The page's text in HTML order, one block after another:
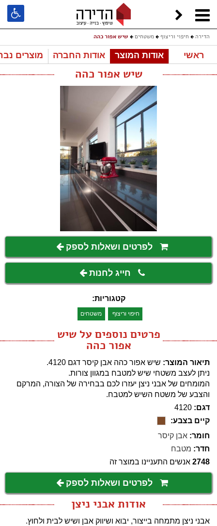
הדירה חיפוי וריצוף משטחים שיש אפור כהה
ראשי אודות המוצר אודות החברה מוצרים
שיש אפור כהה
לפרטים ושאלות לספק
חייג לחנות
קטגוריות:
חיפוי וריצוף משטחים
פרטים נוספים על שיש
אפור כהה
תיאור המוצר: שיש אפור כהה אבן קיסר דגם 4120.
ניתן לעצב משטחי שיש למטבח במגוון צורות.
המומחים של אבני ניצן יעזרו לכם בבחירה של הצורה, המרקם
והצבע של משטח השיש למטבח.
דגם: 4120
קיים בצבע:
חומר: אבן קיסר
חדר: מטבח
2748 אנשים התעניינו במוצר זה
לפרטים ושאלות לספק
אודות אבני ניצן
אבני ניצן מתמחה בייצור, יבוא ושיווק אבן ושיש לבית ולחוץ.